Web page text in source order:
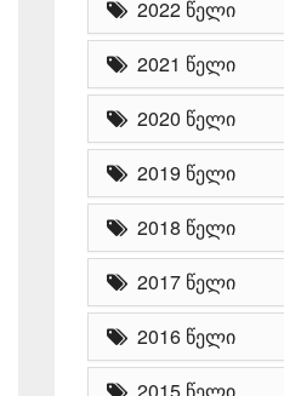
2022 წელი
2021 წელი
2020 წელი
2019 წელი
2018 წელი
2017 წელი
2016 წელი
2015 წელი